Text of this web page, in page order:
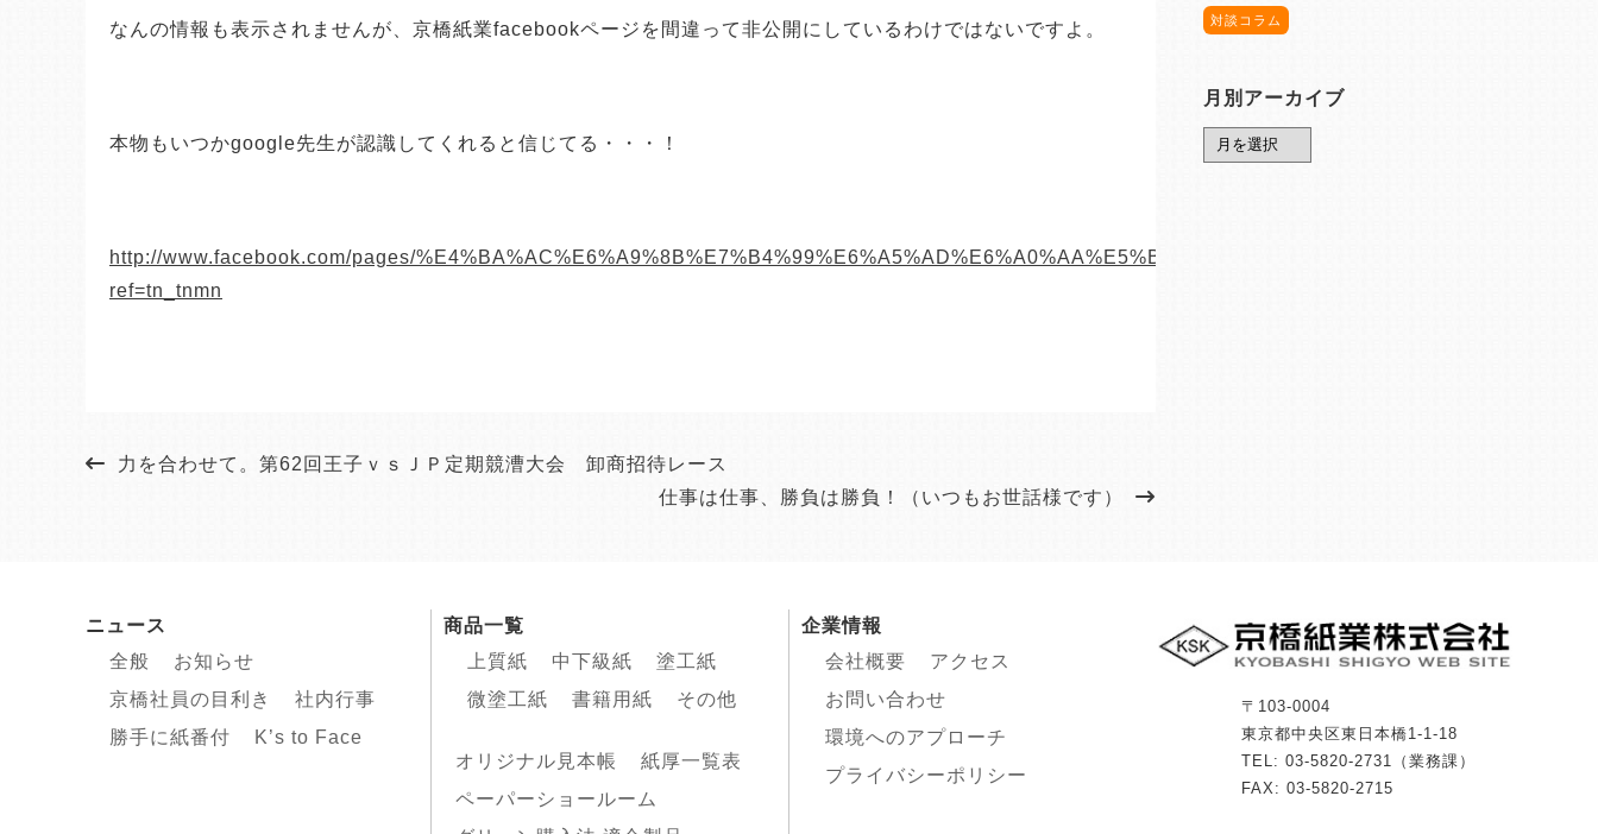
なんの情報も表示されませんが、京橋紙業facebookページを間違って非公開にしているわけではないですよ。
本物もいつかgoogle先生が認識してくれると信じてる・・・！
http://www.facebook.com/pages/%E4%BA%AC%E6%A9%8B%E7%B4%99%E6%A5%AD%E6%A0%AA%E5%BC%8F%E4%BC%9A%E7%A4%BE/
ref=tn_tnmn
対談コラム
月別アーカイブ
力を合わせて。第62回王子ｖｓＪＰ定期競漕大会 卸商招待レース
仕事は仕事、勝負は勝負！（いつもお世話様です）
ニュース
全般
お知らせ
京橋社員の目利き
社内行事
勝手に紙番付
K’s to Face
商品一覧
上質紙
中下級紙
塗工紙
微塗工紙
書籍用紙 その他
オリジナル見本帳
紙厚一覧表
ペーパーショールーム
企業情報
会社概要
アクセス
お問い合わせ
環境へのアプローチ
プライバシーポリシー
〒103-0004
東京都中央区東日本橋1-1-18
TEL: 03-5820-2731（業務課）
FAX: 03-5820-2715